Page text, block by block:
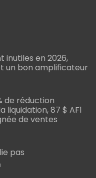
inutiles en 2026,
un bon amplificateur
de réduction
87 $ AF1
de ventes
pas